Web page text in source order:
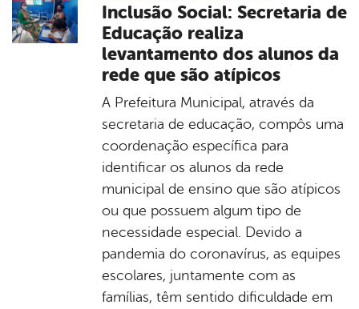
Inclusão Social: Secretaria de
Educação realiza
levantamento dos alunos da
rede que são atípicos
A Prefeitura Municipal, através da
secretaria de educação, compôs uma
coordenação específica para
identificar os alunos da rede
municipal de ensino que são atípicos
ou que possuem algum tipo de
necessidade especial. Devido a
pandemia do coronavírus, as equipes
escolares, juntamente com as
famílias, têm sentido dificuldade em